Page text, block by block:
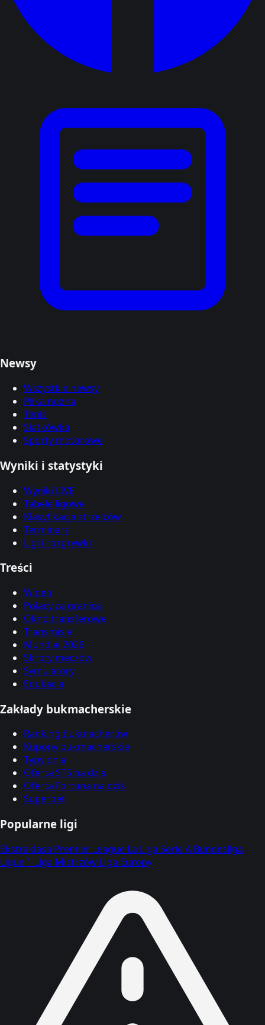
Newsy
Wszystkie newsy
Piłka nożna
Tenis
Siatkówka
Sporty motorowe
Wyniki i statystyki
Wyniki LIVE
Tabele ligowe
Klasyfikacja strzelców
Terminarz
Ligi i rozgrywki
Treści
Wideo
Polacy za granicą
Okno transferowe
Transmisje
Mundial 2026
Skróty meczów
Symulatory
Edukacja
Zakłady bukmacherskie
Ranking bukmacherów
Kupony bukmacherskie
Typy dnia
Oferta STS na dziś
Oferta Fortuna na dziś
Superbet
Popularne ligi
Ekstraklasa Premier League La Liga Serie A Bundesliga
Ligue 1 Liga Mistrzów Liga Europy